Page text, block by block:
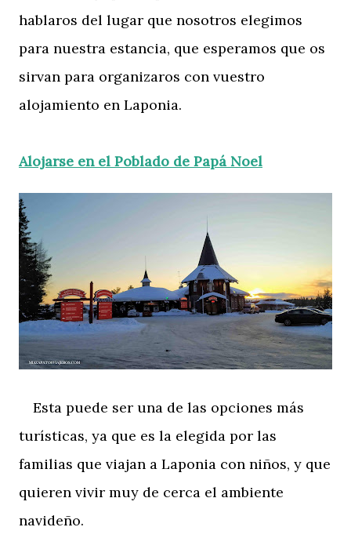
hablaros del lugar que nosotros elegimos
para nuestra estancia, que esperamos que os
sirvan para organizaros con vuestro
alojamiento en Laponia.
Alojarse en el Poblado de Papá Noel
Esta puede ser una de las opciones más
turísticas, ya que es la elegida por las
familias que viajan a Laponia con niños, y que
quieren vivir muy de cerca el ambiente
navideño.